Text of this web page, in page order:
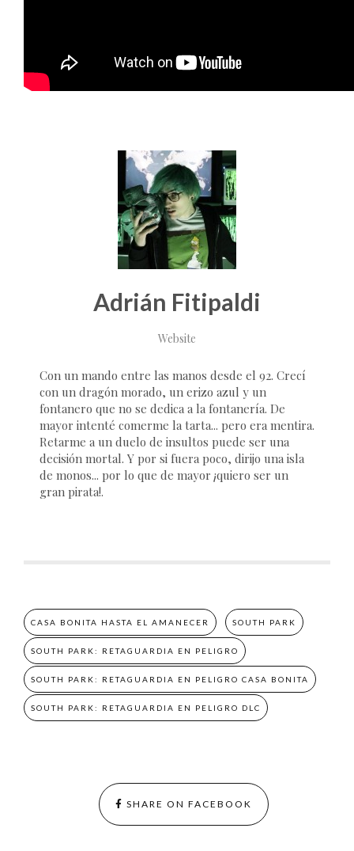
Adrián Fitipaldi
Website
Con un mando entre las manos desde el 92. Crecí
con un dragón morado, un erizo azul y un
fontanero que no se dedica a la fontanería. De
mayor intenté comerme la tarta... pero era mentira.
Retarme a un duelo de insultos puede ser una
decisión mortal. Y por si fuera poco, dirijo una isla
de monos... por lo que de mayor ¡quiero ser un
gran pirata!.
CASA BONITA HASTA EL AMANECER SOUTH PARK
SOUTH PARK: RETAGUARDIA EN PELIGRO
SOUTH PARK: RETAGUARDIA EN PELIGRO CASA BONITA
SOUTH PARK: RETAGUARDIA EN PELIGRO DLC
SHARE ON FACEBOOK